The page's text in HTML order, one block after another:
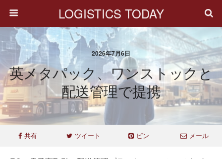
LOGISTICS TODAY
2026年7月6日
英メタパック、ワンストックと
配送管理で提携
共有 ツイート ピン メール